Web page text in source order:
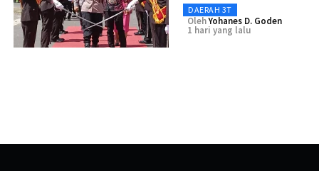
DAERAH 3T
OlehYohanes D. Goden
1 hari yang lalu